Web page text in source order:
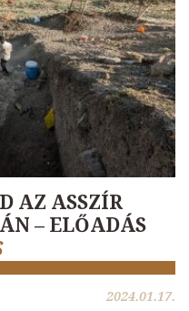
AZ ASSZÍR
– ELŐADÁS
2024.01.17.